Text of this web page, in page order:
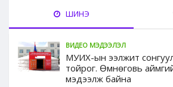
ШИНЭ
ВИДЕО МЭДЭЭЛЭЛ
МУИХ-ын ээлжит
тойрог. Өмнөговь
мэдээлж байна